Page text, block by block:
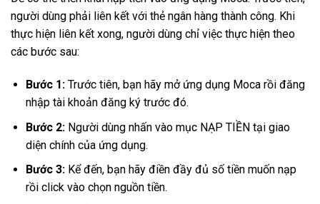
người dùng phải liên kết với thẻ ngân hàng thành công. Khi
thực hiện liên kết xong, người dùng chỉ việc thực hiện theo
các bước sau:
Bước 1:Trước tiên, bạn hãy mở ứng dụng Moca rồi đăng
nhập tài khoản đăng ký trước đó.
Bước 2:Người dùng nhấn vào mục NẠP TIỀN tại giao
diện chính của ứng dụng.
Bước 3:Kể đến, bạn hãy điền đầy đủ số tiền muốn nạp
rồi click vào chọn nguồn tiền.